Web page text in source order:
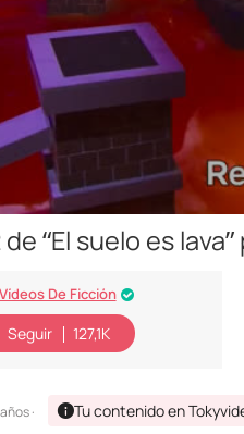
“El suelo es
Vídeos De Ficción
Seguir 127,1K
· Tu contenido en